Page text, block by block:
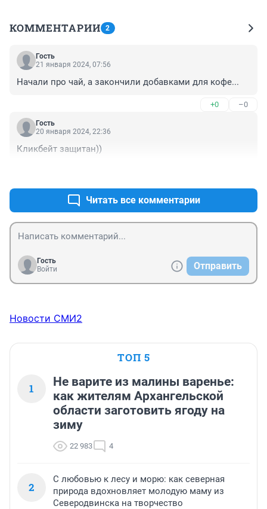
КОММЕНТАРИИ 2
Гость
21 января 2024, 07:56
Начали про чай, а закончили добавками для кофе...
+0 –0
Гость
20 января 2024, 22:36
Кликбейт защитан))
Читать все комментарии
Гость
Войти
Отправить
Новости СМИ2
ТОП 5
1
Не варите из малины варенье:
как жителям Архангельской
области заготовить ягоду на
зиму
22 983 4
2
С любовью к лесу и морю: как северная
природа вдохновляет молодую маму из
Северодвинска на творчество